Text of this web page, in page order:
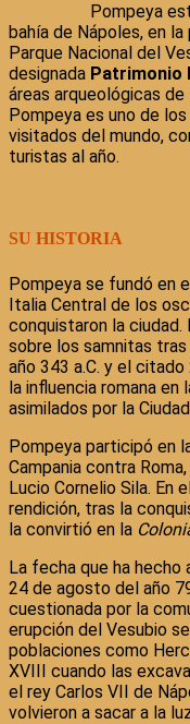
Pompeya
bahía de Nápoles, en
Parque Nacional del
designada Patrimonio
áreas arqueológicas
Pompeya es uno de
visitados del mundo,
turistas al año.
SU HISTORIA
Pompeya se fundó en
Italia Central de los
conquistaron la ciudad.
sobre los samnitas
año 343 a.C. y el
la influencia romana en
asimilados por la
Pompeya participó en
Campania contra
Lucio Cornelio Sila. En
rendición, tras la
la convirtió en la
La fecha que ha
24 de agosto del año
cuestionada por la
erupción del Vesubio
poblaciones como
XVIII cuando las
el rey Carlos VII de
volvieron a sacar a la